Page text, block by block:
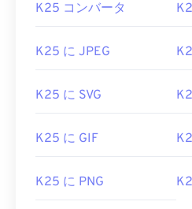
K25 コンバータ
K25 に JPEG
K25 に SVG
K25 に GIF
K25 に PNG